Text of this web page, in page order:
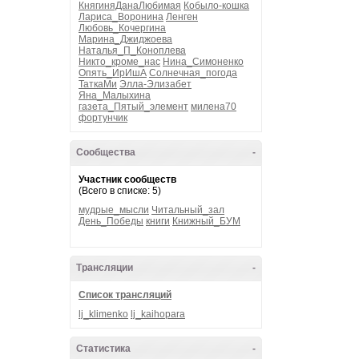
КнягиняДанаЛюбимая Кобыло-кошка
Лариса_Воронина Ленген
Любовь_Кочергина
Марина_Джиджоева
Наталья_П_Коноплева
Никто_кроме_нас Нина_Симоненко
Опять_ИрИшА Солнечная_погода
ТаткаМи Элла-Элизабет
Яна_Малыхина
газета_Пятый_элемент милена70
фортунчик
-
Сообщества
Участник сообществ
(Всего в списке: 5)
мудрые_мысли Читальный_зал
День_Победы книги Книжный_БУМ
-
Трансляции
Список трансляций
lj_klimenko lj_kaihopara
-
Статистика